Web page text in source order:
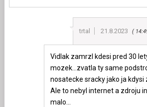
trtal 21.8.2023
Vidlak zamrzl kdesi pred 30
mozek…zvatla ty same
nosatecke sracky jako ja kdysi
Ale to nebyl internet a zdroju
malo…